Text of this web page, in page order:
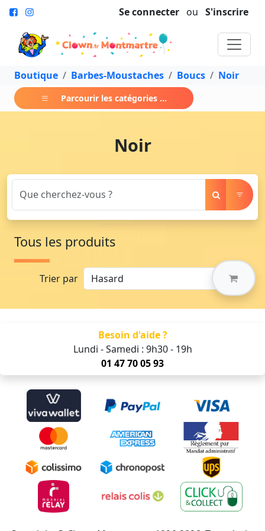
Se connecter ou S'inscrire
Boutique Barbes-Moustaches Boucs Noir
Parcourir les catégories ...
Noir
Tous les produits
Trier par
Besoin d'aide ?
Lundi - Samedi : 9h30 - 19h
01 47 70 05 93